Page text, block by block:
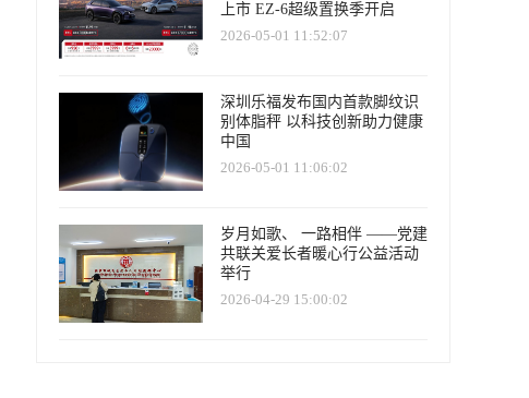
上市 EZ-6超级置换季开启
2026-05-01 11:52:07
深圳乐福发布国内首款脚纹识
别体脂秤 以科技创新助力健康
中国
2026-05-01 11:06:02
岁月如歌、 一路相伴 ——党建
共联关爱长者暖心行公益活动
举行
2026-04-29 15:00:02